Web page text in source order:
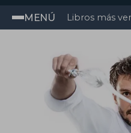
MENÚ Libros más